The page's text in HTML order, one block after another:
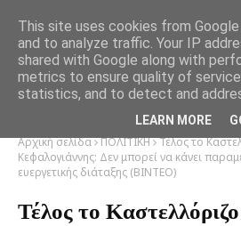
Αρχική σελίδα ΠΟΛΙΤΙΚΗ Τέλος το
Κεφαλογιάννης: Δεν μπορεί να κάνει
ευεργετικής διάταξης (ΒΙΝΤΕΟ)
Τέλος το
This site uses cookies from
and to analyze traffic. Your IP
shared with Google along with
metrics to ensure quality of
statistics, and to detect and
LEARN MORE